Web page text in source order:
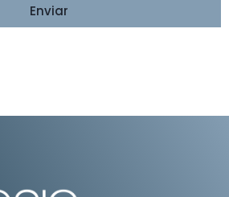
Enviar